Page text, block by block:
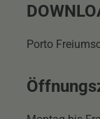
Porto